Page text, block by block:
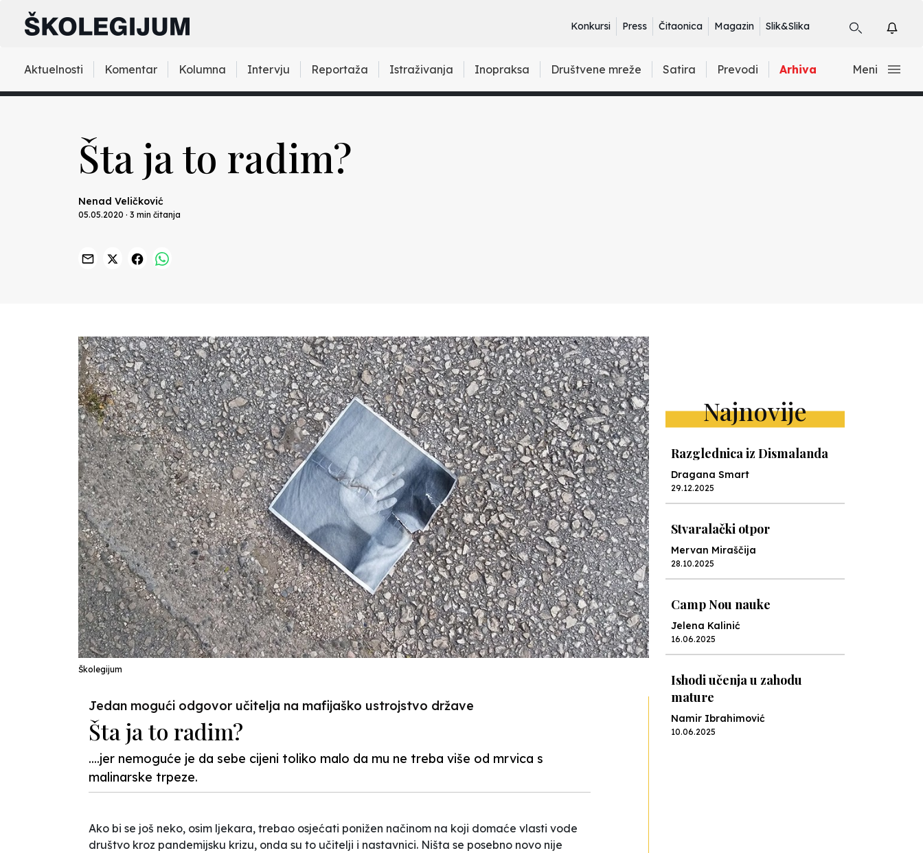
Konkursi Press Čitaonica Magazin Slik&Slika
Aktuelnosti Komentar Kolumna Intervju Reportaža Istraživanja Inopraksa Društvene mreže Satira Prevodi Arhiva Meni
Šta ja to radim?
Nenad Veličković
05.05.2020 · 3 min čitanja
Školegijum
Jedan mogući odgovor učitelja na mafijaško ustrojstvo države
Šta ja to radim?
....jer nemoguće je da sebe cijeni toliko malo da mu ne treba više od mrvica s
malinarske trpeze.
Ako bi se još neko, osim ljekara, trebao osjećati ponižen načinom na koji domaće vlasti vode
društvo kroz pandemijsku krizu, onda su to učitelji i nastavnici. Ništa se posebno novo nije
Najnovije
Razglednica iz Dismalanda
Dragana Smart
29.12.2025
Stvaralački otpor
Mervan Miraščija
28.10.2025
Camp Nou nauke
Jelena Kalinić
16.06.2025
Ishodi učenja u zahodu
mature
Namir Ibrahimović
10.06.2025